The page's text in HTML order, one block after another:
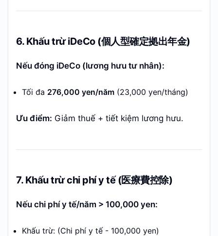
6. Khấu trừ iDeCo (個人型確定拠出年金)
Nếu đóng iDeCo (lương hưu tư nhân):
Tối đa 276,000 yen/năm (23,000 yen/tháng)
Ưu điểm: Giảm thuế + tiết kiệm lương hưu.
7. Khấu trừ chi phí y tế (医療費控除)
Nếu chi phí y tế/năm > 100,000 yen:
Khấu trừ: (Chi phí y tế - 100,000 yen)